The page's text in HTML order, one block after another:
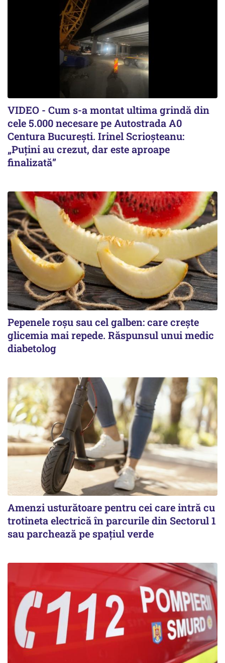
VIDEO - Cum s-a montat ultima grindă din
cele 5.000 necesare pe Autostrada A0
Centura București. Irinel Scrioșteanu:
„Puțini au crezut, dar este aproape
finalizată”
Pepenele roșu sau cel galben: care crește
glicemia mai repede. Răspunsul unui medic
diabetolog
Amenzi usturătoare pentru cei care intră cu
trotineta electrică în parcurile din Sectorul 1
sau parchează pe spațiul verde